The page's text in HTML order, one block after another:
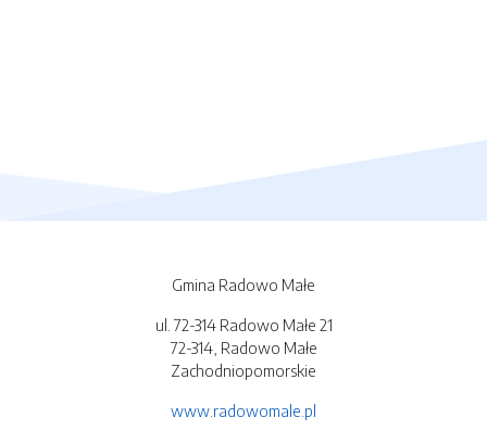
Gmina Radowo Małe
ul. 72-314 Radowo Małe 21
72-314, Radowo Małe
Zachodniopomorskie
www.radowomale.pl